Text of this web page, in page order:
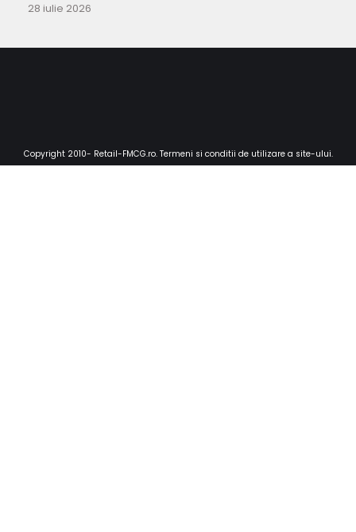
28 iulie 2026
Copyright 2010- Retail-FMCG.ro. Termeni si conditii de utilizare a site-ului.